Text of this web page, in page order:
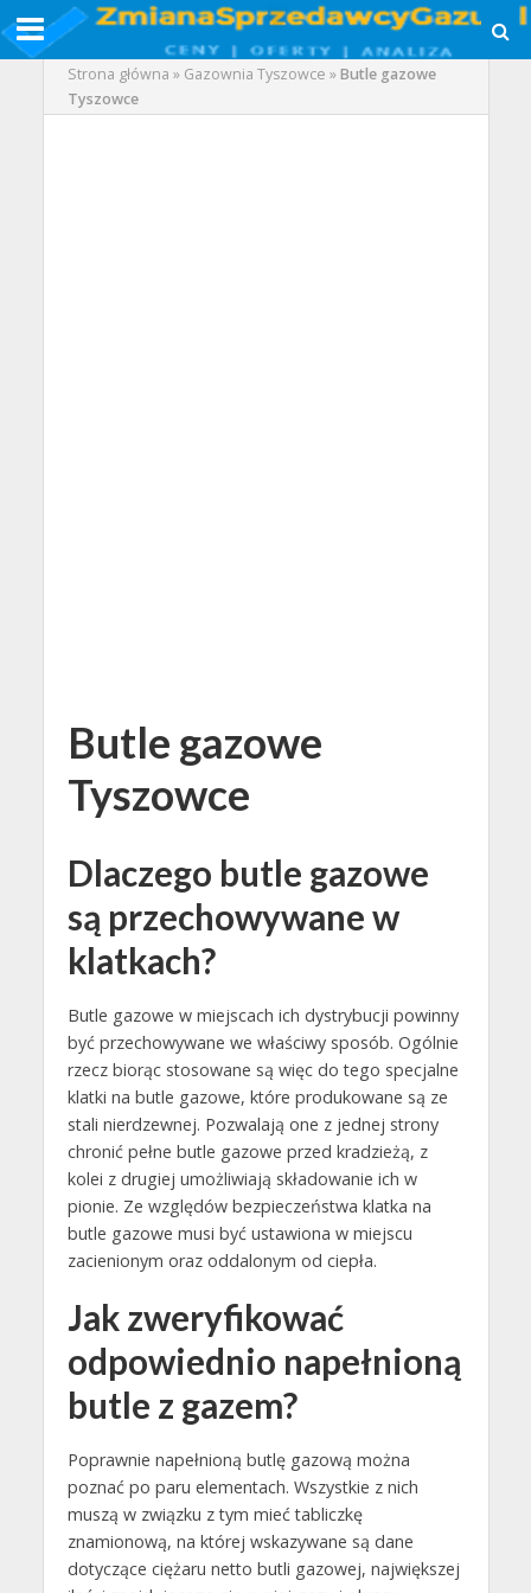
Strona główna » Gazownia Tyszowce »Butle gazowe
Tyszowce
Butle gazowe
Tyszowce
Dlaczego butle gazowe
są przechowywane w
klatkach?
Butle gazowe w miejscach ich dystrybucji powinny
być przechowywane we właściwy sposób. Ogólnie
rzecz biorąc stosowane są więc do tego specjalne
klatki na butle gazowe, które produkowane są ze
stali nierdzewnej. Pozwalają one z jednej strony
chronić pełne butle gazowe przed kradzieżą, z
kolei z drugiej umożliwiają składowanie ich w
pionie. Ze względów bezpieczeństwa klatka na
butle gazowe musi być ustawiona w miejscu
zacienionym oraz oddalonym od ciepła.
Jak zweryfikować
odpowiednio napełnioną
butle z gazem?
Poprawnie napełnioną butlę gazową można
poznać po paru elementach. Wszystkie z nich
muszą w związku z tym mieć tabliczkę
znamionową, na której wskazywane są dane
dotyczące ciężaru netto butli gazowej, największej